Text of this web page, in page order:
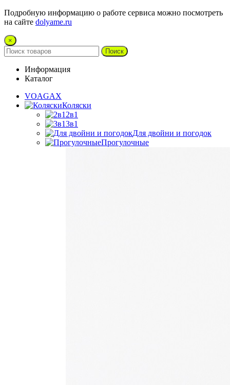
Подробную информацию о работе сервиса можно посмотреть
на сайте dolyame.ru
×
Поиск
Информация
Каталог
VOAGAX
Коляски
2в1
3в1
Для двойни и погодок
Прогулочные